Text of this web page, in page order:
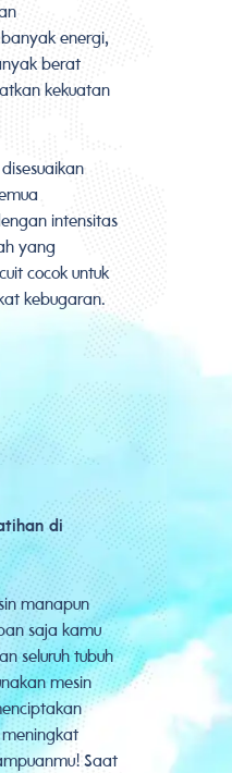
energi,
berat
kekuatan
intensitas
yang
cocok untuk
kebugaran.
di
manapun
saja kamu
seluruh tubuh
mesin
Saat